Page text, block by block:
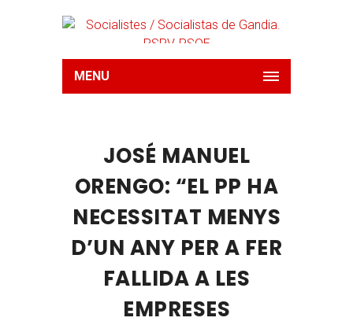
MENU
JOSÉ MANUEL
ORENGO: “EL PP HA
NECESSITAT MENYS
D’UN ANY PER A FER
FALLIDA A LES
EMPRESES